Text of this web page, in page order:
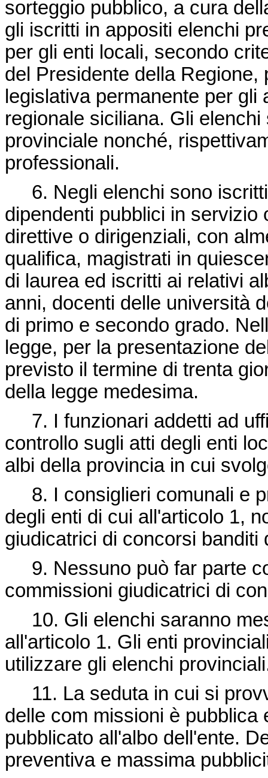
sorteggio pubblico, a cura
gli iscritti in appositi elenchi
per gli enti locali, secondo
del Presidente della
legislativa permanente per
regionale siciliana. Gli
provinciale nonché,
professionali.
6. Negli elenchi sono
dipendenti pubblici in
direttive o dirigenziali, con
qualifica, magistrati in
di laurea ed iscritti ai relativi
anni, docenti delle università
di primo e secondo grado.
legge, per la presentazione
previsto il termine di trenta
della legge medesima.
7. I funzionari addetti ad
controllo sugli atti degli enti
albi della provincia in cui
8. I consiglieri comunali e
degli enti di cui all'articolo 1,
giudicatrici di concorsi banditi
9. Nessuno può far parte
commissioni giudicatrici di
10. Gli elenchi saranno
all'articolo 1. Gli enti
utilizzare gli elenchi
11. La seduta in cui si
delle com missioni è
pubblicato all'albo dell'ente.
preventiva e massima